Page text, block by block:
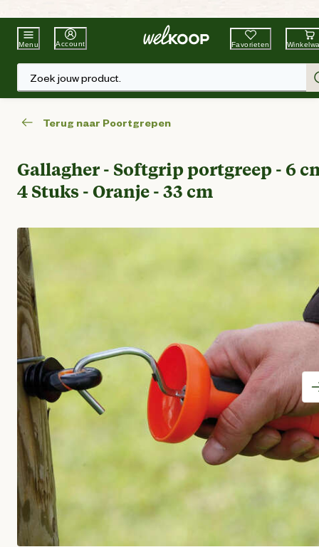
Beste WinkelketenTuin & Dier
Menu Account Favorieten
Zoek jouw product.
Terug naar Poortgrepen
Gallagher - Softgrip portgreep - 6
4 Stuks - Oranje - 33 cm